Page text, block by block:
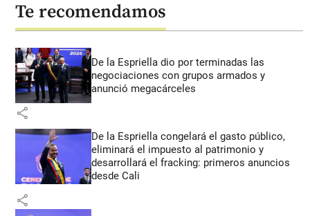
Te recomendamos
De la Espriella dio por terminadas las
negociaciones con grupos armados y
anunció megacárceles
share
De la Espriella congelará el gasto público,
eliminará el impuesto al patrimonio y
desarrollará el fracking: primeros anuncios
desde Cali
share